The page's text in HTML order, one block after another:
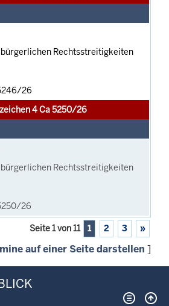
bürgerlichen Rechtsstreitigkeiten
26
4 Ca 5250/26
bürgerlichen Rechtsstreitigkeiten
26
Seite 1 von 11 1 2 3 »
auf einer Seite darstellen ]